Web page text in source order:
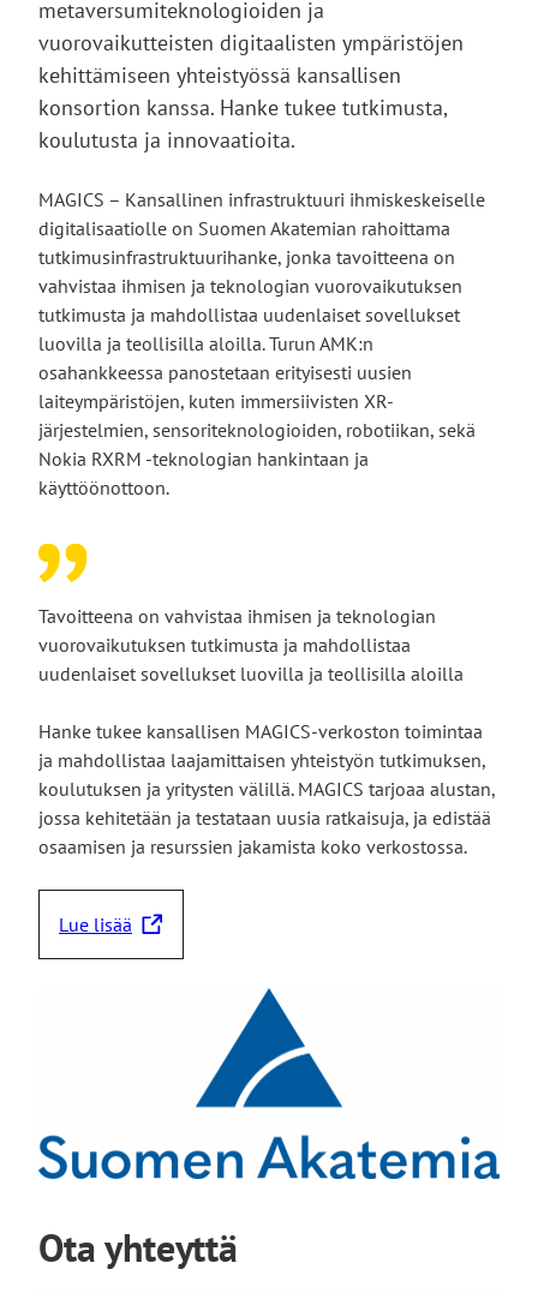
metaversumiteknologioiden ja
vuorovaikutteisten digitaalisten ympäristöjen
kehittämiseen yhteistyössä kansallisen
konsortion kanssa. Hanke tukee tutkimusta,
koulutusta ja innovaatioita.
MAGICS – Kansallinen infrastruktuuri ihmiskeskeiselle
digitalisaatiolle on Suomen Akatemian rahoittama
tutkimusinfrastruktuurihanke, jonka tavoitteena on
vahvistaa ihmisen ja teknologian vuorovaikutuksen
tutkimusta ja mahdollistaa uudenlaiset sovellukset
luovilla ja teollisilla aloilla. Turun AMK:n
osahankkeessa panostetaan erityisesti uusien
laiteympäristöjen, kuten immersiivisten XR-
järjestelmien, sensoriteknologioiden, robotiikan, sekä
Nokia RXRM -teknologian hankintaan ja
käyttöönottoon.
Tavoitteena on vahvistaa ihmisen ja teknologian
vuorovaikutuksen tutkimusta ja mahdollistaa
uudenlaiset sovellukset luovilla ja teollisilla aloilla
Hanke tukee kansallisen MAGICS-verkoston toimintaa
ja mahdollistaa laajamittaisen yhteistyön tutkimuksen,
koulutuksen ja yritysten välillä. MAGICS tarjoaa alustan,
jossa kehitetään ja testataan uusia ratkaisuja, ja edistää
osaamisen ja resurssien jakamista koko verkostossa.
Lue lisää
L
i
i
e
k
Ota yhteyttä